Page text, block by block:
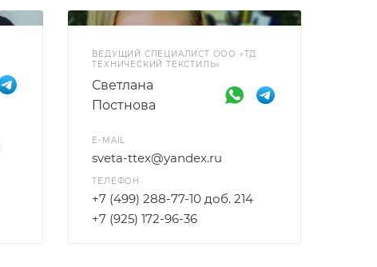
ВЕДУЩИЙ СПЕЦИАЛИСТ ООО «ТД
ТЕХНИЧЕСКИЙ ТЕКСТИЛЬ»
Светлана
Постнова
E-MAIL
sveta-ttex@yandex.ru
ТЕЛЕФОН
+7 (499) 288-77-10 доб. 214
+7 (925) 172-96-36